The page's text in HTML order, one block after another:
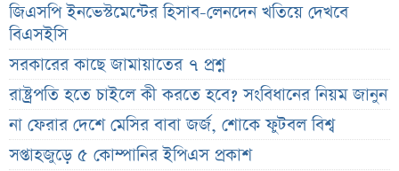
জিএসপি ইনভেস্টমেন্টের হিসাব-লেনদেন খতিয়ে দেখবে
বিএসইসি
সরকারের কাছে জামায়াতের ৭ প্রশ্ন
রাষ্ট্রপতি হতে চাইলে কী করতে হবে? সংবিধানের নিয়ম জানুন
না ফেরার দেশে মেসির বাবা জর্জ, শোকে ফুটবল বিশ্ব
সপ্তাহজুড়ে ৫ কোম্পানির ইপিএস প্রকাশ